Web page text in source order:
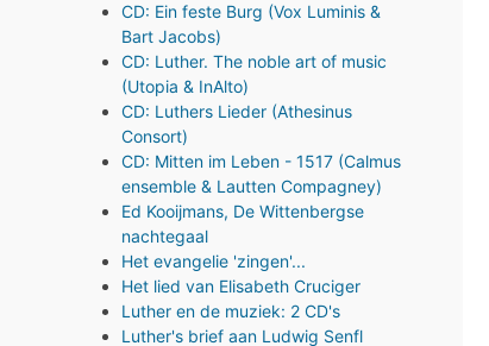
CD: Ein feste Burg (Vox Luminis &
Bart Jacobs)
CD: Luther. The noble art of music
(Utopia & InAlto)
CD: Luthers Lieder (Athesinus
Consort)
CD: Mitten im Leben - 1517 (Calmus
ensemble & Lautten Compagney)
Ed Kooijmans, De Wittenbergse
nachtegaal
Het evangelie 'zingen'...
Het lied van Elisabeth Cruciger
Luther en de muziek: 2 CD's
Luther's brief aan Ludwig Senfl